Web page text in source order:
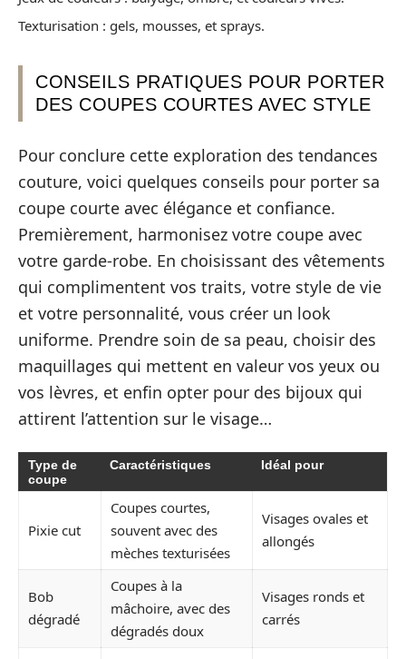
Texturisation : gels, mousses, et sprays.
CONSEILS PRATIQUES POUR PORTER
DES COUPES COURTES AVEC STYLE
Pour conclure cette exploration des tendances
couture, voici quelques conseils pour porter sa
coupe courte avec élégance et confiance.
Premièrement, harmonisez votre coupe avec
votre garde-robe. En choisissant des vêtements
qui complimentent vos traits, votre style de vie
et votre personnalité, vous créer un look
uniforme. Prendre soin de sa peau, choisir des
maquillages qui mettent en valeur vos yeux ou
vos lèvres, et enfin opter pour des bijoux qui
attirent l’attention sur le visage…
Type de
coupe
Caractéristiques Idéal pour
Pixie cut
Coupes courtes,
souvent avec des
mèches texturisées
Visages ovales et
allongés
Bob
dégradé
Coupes à la
mâchoire, avec des
dégradés doux
Visages ronds et
carrés